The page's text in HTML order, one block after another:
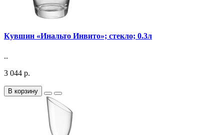
Кувшин «Инальто Инвито»; стекло; 0.3л
..
3 044 р.
В корзину